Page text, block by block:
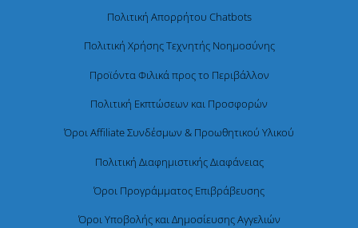
Πολιτική Απορρήτου Chatbots
Πολιτική Χρήσης Τεχνητής Νοημοσύνης
Προϊόντα Φιλικά προς το Περιβάλλον
Πολιτική Εκπτώσεων και Προσφορών
Όροι Affiliate Συνδέσμων & Προωθητικού Υλικού
Πολιτική Διαφημιστικής Διαφάνειας
Όροι Προγράμματος Επιβράβευσης
Όροι Υποβολής και Δημοσίευσης Αγγελιών